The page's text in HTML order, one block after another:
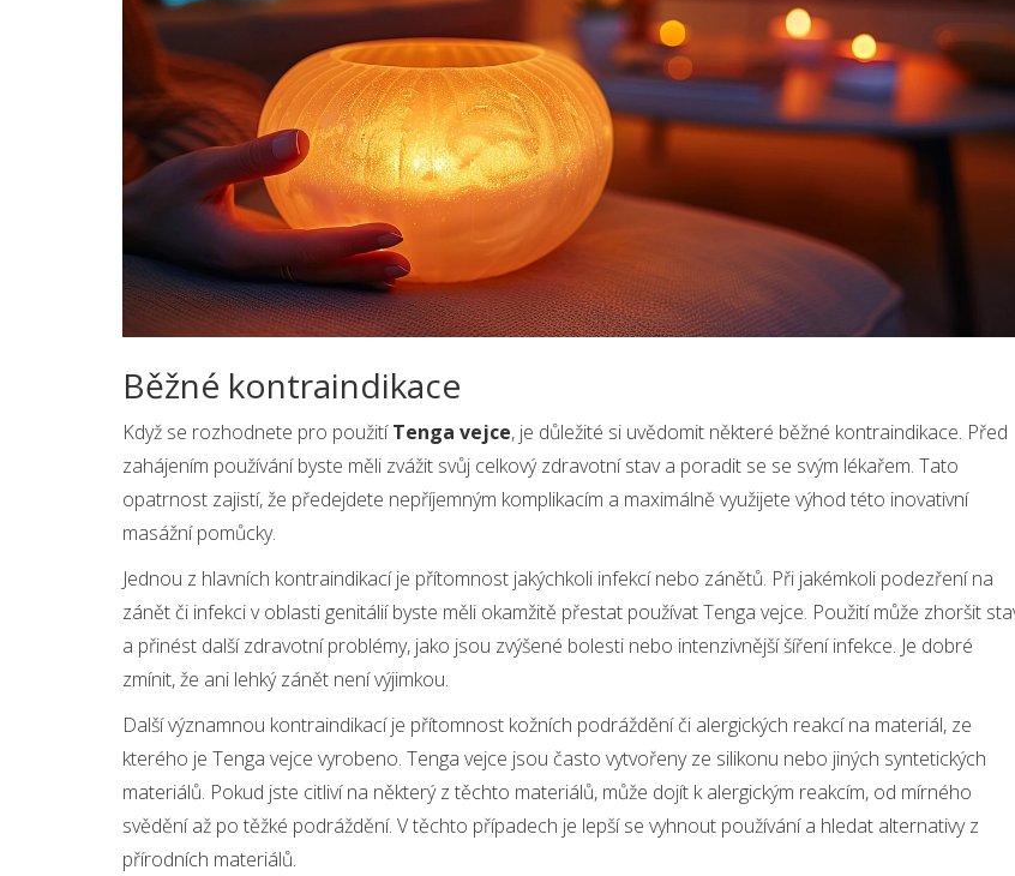
Běžné kontraindikace
Když se rozhodnete pro použitíTenga vejce, je důležité si uvědomit některé běžné kontraindikace. Před
zahájením používání byste měli zvážit svůj celkový zdravotní stav a poradit se se svým lékařem. Tato
opatrnost zajistí, že předejdete nepříjemným komplikacím a maximálně využijete výhod této inovativní
masážní pomůcky.
Jednou z hlavních kontraindikací je přítomnost jakýchkoli infekcí nebo zánětů. Při jakémkoli podezření na
zánět či infekci v oblasti genitálií byste měli okamžitě přestat používat Tenga vejce. Použití může zhoršit
a přinést další zdravotní problémy, jako jsou zvýšené bolesti nebo intenzivnější šíření infekce. Je dobré
zmínit, že ani lehký zánět není výjimkou.
Další významnou kontraindikací je přítomnost kožních podráždění či alergických reakcí na materiál, ze
kterého je Tenga vejce vyrobeno. Tenga vejce jsou často vytvořeny ze silikonu nebo jiných syntetických
materiálů. Pokud jste citliví na některý z těchto materiálů, může dojít k alergickým reakcím, od mírného
svědění až po těžké podráždění. V těchto případech je lepší se vyhnout používání a hledat alternativy z
přírodních materiálů.